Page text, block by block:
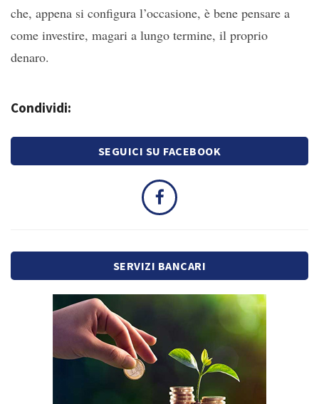
che, appena si configura l’occasione, è bene pensare a
come investire, magari a lungo termine, il proprio
denaro.
Condividi:
SEGUICI SU FACEBOOK
SERVIZI BANCARI